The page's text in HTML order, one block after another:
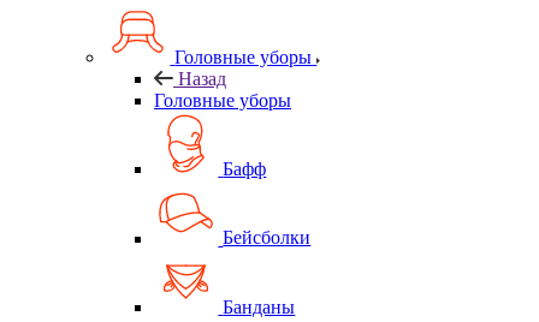
Головные уборы
Назад
Головные уборы
Бафф
Бейсболки
Банданы